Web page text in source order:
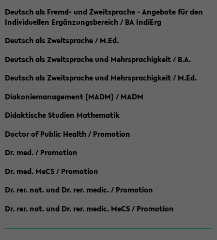
Deutsch als Fremd- und Zweitsprache - Angebote für den
Individuellen Ergänzungsbereich / BA IndiErg
Deutsch als Zweitsprache / M.Ed.
Deutsch als Zweitsprache und Mehrsprachigkeit / B.A.
Deutsch als Zweitsprache und Mehrsprachigkeit / M.Ed.
Diakoniemanagement (MADM) / MADM
Didaktische Studien Mathematik
Doctor of Public Health / Promotion
Dr. med. / Promotion
Dr. med. MeCS / Promotion
Dr. rer. nat. und Dr. rer. medic. / Promotion
Dr. rer. nat. und Dr. rer. medic. MeCS / Promotion